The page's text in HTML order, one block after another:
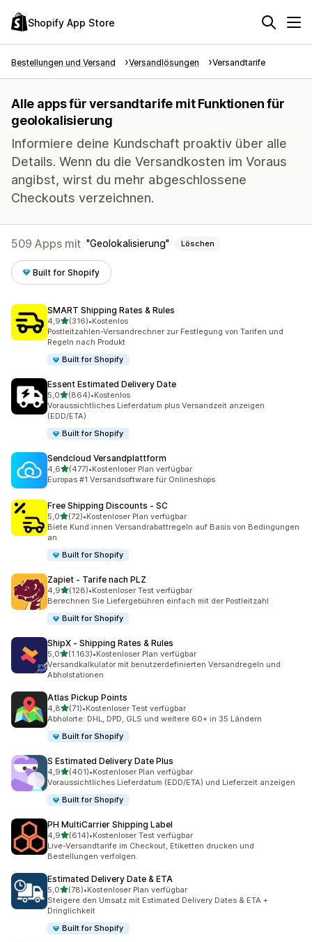
Shopify App Store
Bestellungen und Versand Versandlösungen Versandtarife
Alle apps für versandtarife mit Funktionen für
geolokalisierung
Informiere deine Kundschaft proaktiv über alle
Details. Wenn du die Versandkosten im Voraus
angibst, wirst du mehr abgeschlossene
Checkouts verzeichnen.
509 Apps mit Geolokalisierung Löschen
Built for Shopify
SMART Shipping Rates & Rules
4,9von 5 Sternen
(316)
316 Rezensionen insgesamt
•Kostenlos
Postleitzahlen-Versandrechner zur Festlegung von Tarifen und
Regeln nach Produkt
Built for Shopify
Essent Estimated Delivery Date
5,0von 5 Sternen
(864)
864 Rezensionen insgesamt
•Kostenlos
Voraussichtliches Lieferdatum plus Versandzeit anzeigen
(EDD/ETA)
Built for Shopify
Sendcloud Versandplattform
4,6von 5 Sternen
(477)
477 Rezensionen insgesamt
•Kostenloser Plan verfügbar
Europas #1 Versandsoftware für Onlineshops
Free Shipping Discounts ‑ SC
5,0von 5 Sternen
(72)
72 Rezensionen insgesamt
•Kostenloser Plan verfügbar
Biete Kund:innen Versandrabattregeln auf Basis von Bedingungen
an
Built for Shopify
Zapiet ‑ Tarife nach PLZ
4,9von 5 Sternen
(128)
128 Rezensionen insgesamt
•Kostenloser Test verfügbar
Berechnen Sie Liefergebühren einfach mit der Postleitzahl
Built for Shopify
ShipX ‑ Shipping Rates & Rules
5,0von 5 Sternen
(1.163)
1163 Rezensionen insgesamt
•Kostenloser Plan verfügbar
Versandkalkulator mit benutzerdefinierten Versandregeln und
Abholstationen
Atlas Pickup Points
4,8von 5 Sternen
(71)
71 Rezensionen insgesamt
•Kostenloser Test verfügbar
Abholorte: DHL, DPD, GLS und weitere 60+ in 35 Ländern
Built for Shopify
S Estimated Delivery Date Plus
4,9von 5 Sternen
(401)
401 Rezensionen insgesamt
•Kostenloser Plan verfügbar
Voraussichtliches Lieferdatum (EDD/ETA) und Lieferzeit anzeigen
Built for Shopify
PH MultiCarrier Shipping Label
4,9von 5 Sternen
(614)
614 Rezensionen insgesamt
•Kostenloser Test verfügbar
Live-Versandtarife im Checkout, Etiketten drucken und
Bestellungen verfolgen.
Estimated Delivery Date & ETA
5,0von 5 Sternen
(78)
78 Rezensionen insgesamt
•Kostenloser Plan verfügbar
Steigere den Umsatz mit Estimated Delivery Dates & ETA +
Dringlichkeit
Built for Shopify